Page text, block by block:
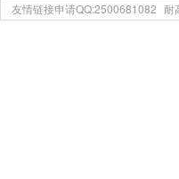
友情链接申请QQ:2500681082 耐